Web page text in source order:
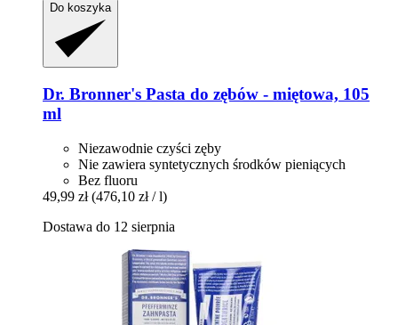
Do koszyka
Dr. Bronner's Pasta do zębów -​ miętowa, 105
ml
Niezawodnie czyści zęby
Nie zawiera syntetycznych środków pieniących
Bez fluoru
49,99 zł (476,10 zł / l)
Dostawa do 12 sierpnia